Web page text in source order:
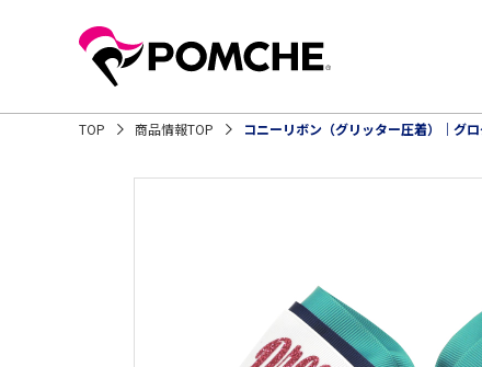
TOP 商品情報TOP コニーリボン（グリッター圧着）｜グ